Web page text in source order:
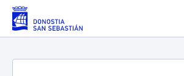
Eduki nagusira joan